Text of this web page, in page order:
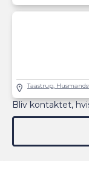
Taastrup,
Bliv kontaktet,